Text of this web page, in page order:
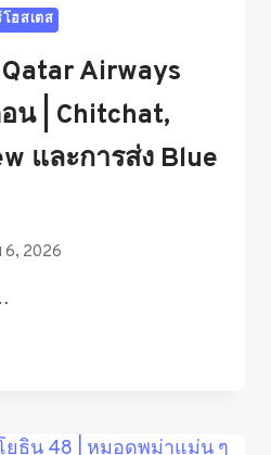
ฮสเตส
Airways
น | Chitchat,
และการส่ง Blue
6, 2026